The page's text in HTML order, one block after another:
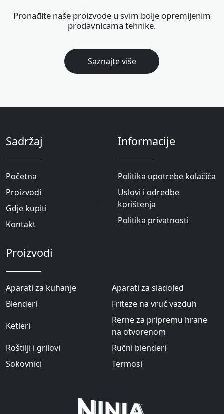
Pronađite naše proizvode u svim bolje opremljenim
prodavnicama tehnike.
Saznajte više
Sadržaj
Pоčetna
Proizvodi
Gdje kupiti
Kontakt
Informacije
Politika upotrebe kolačića
Uslovi i odredbe
korištenja
Politika privatnosti
Proizvodi
Aparati za kuhanje
Aparati za sladoled
Blenderi
Friteze na vruć vazduh
Ketleri
Rerne za pripremu hrane
na otvorenom
Roštilji i grilovi
Ručni blenderi
Sokovnici
Termosi